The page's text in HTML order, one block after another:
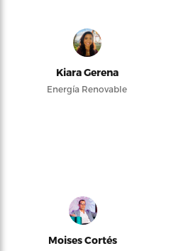
Kiara Gerena
Energía Renovable
Moises Cortés